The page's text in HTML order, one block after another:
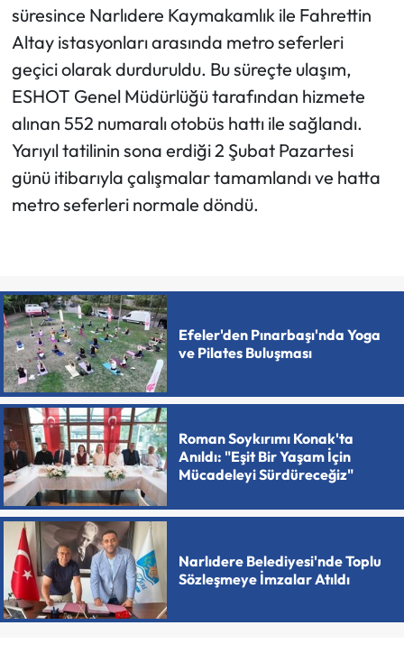
süresince Narlıdere Kaymakamlık ile Fahrettin
Altay istasyonları arasında metro seferleri
geçici olarak durduruldu. Bu süreçte ulaşım,
ESHOT Genel Müdürlüğü tarafından hizmete
alınan 552 numaralı otobüs hattı ile sağlandı.
Yarıyıl tatilinin sona erdiği 2 Şubat Pazartesi
günü itibarıyla çalışmalar tamamlandı ve hatta
metro seferleri normale döndü.
Efeler'den Pınarbaşı'nda Yoga
ve Pilates Buluşması
Roman Soykırımı Konak'ta
Anıldı: "Eşit Bir Yaşam İçin
Mücadeleyi Sürdüreceğiz"
Narlıdere Belediyesi'nde Toplu
Sözleşmeye İmzalar Atıldı